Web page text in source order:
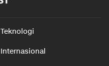
Teknologi
Internasional